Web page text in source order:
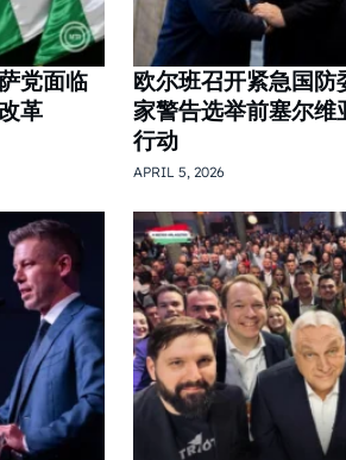
党面临
革
欧尔班召开紧急国防
家警告选举前塞尔维
行动
APRIL 5, 2026